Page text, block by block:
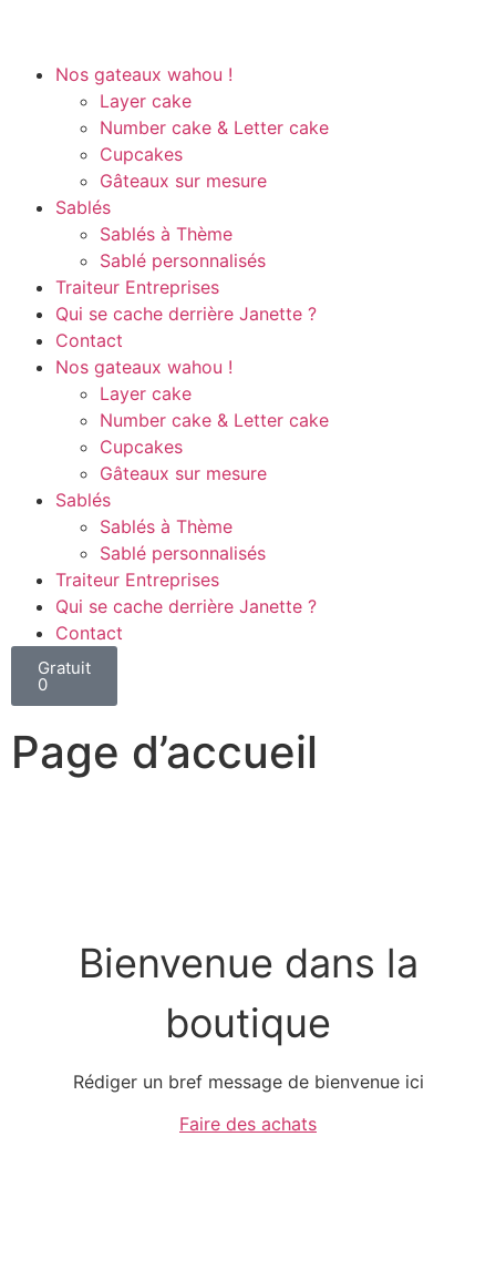
Nos gateaux wahou !
Layer cake
Number cake & Letter cake
Cupcakes
Gâteaux sur mesure
Sablés
Sablés à Thème
Sablé personnalisés
Traiteur Entreprises
Qui se cache derrière Janette ?
Contact
Nos gateaux wahou !
Layer cake
Number cake & Letter cake
Cupcakes
Gâteaux sur mesure
Sablés
Sablés à Thème
Sablé personnalisés
Traiteur Entreprises
Qui se cache derrière Janette ?
Contact
Gratuit
0
Page d’accueil
Bienvenue dans la
boutique
Rédiger un bref message de bienvenue ici
Faire des achats